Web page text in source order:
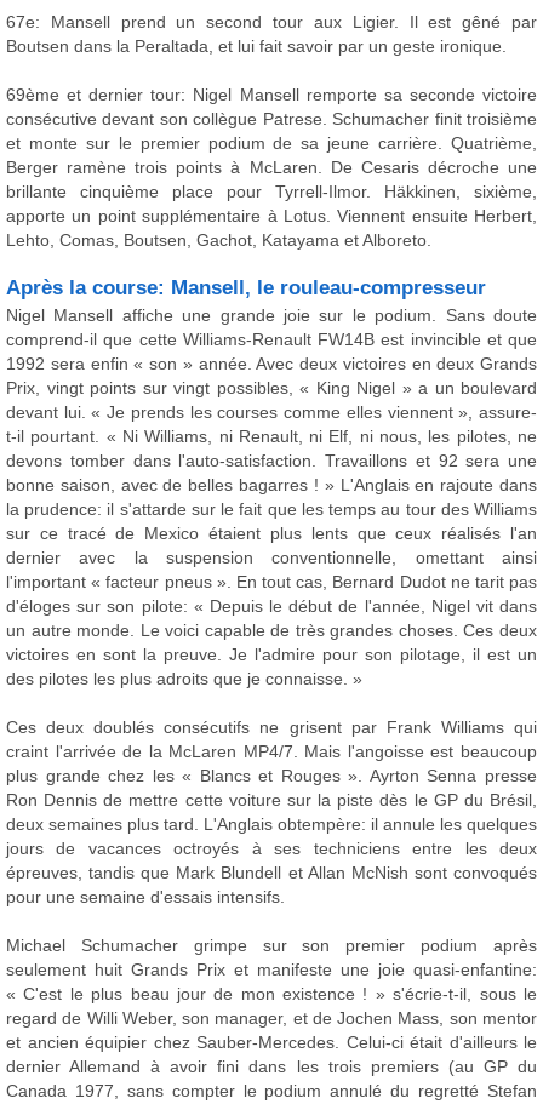
67e: Mansell prend un second tour aux Ligier. Il est gêné par
Boutsen dans la Peraltada, et lui fait savoir par un geste ironique.
69ème et dernier tour: Nigel Mansell remporte sa seconde victoire
consécutive devant son collègue Patrese. Schumacher finit troisième
et monte sur le premier podium de sa jeune carrière. Quatrième,
Berger ramène trois points à McLaren. De Cesaris décroche une
brillante cinquième place pour Tyrrell-Ilmor. Häkkinen, sixième,
apporte un point supplémentaire à Lotus. Viennent ensuite Herbert,
Lehto, Comas, Boutsen, Gachot, Katayama et Alboreto.
Après la course: Mansell, le rouleau-compresseur
Nigel Mansell affiche une grande joie sur le podium. Sans doute
comprend-il que cette Williams-Renault FW14B est invincible et que
1992 sera enfin « son » année. Avec deux victoires en deux Grands
Prix, vingt points sur vingt possibles, « King Nigel » a un boulevard
devant lui. « Je prends les courses comme elles viennent », assure-
t-il pourtant. « Ni Williams, ni Renault, ni Elf, ni nous, les pilotes, ne
devons tomber dans l'auto-satisfaction. Travaillons et 92 sera une
bonne saison, avec de belles bagarres ! » L'Anglais en rajoute dans
la prudence: il s'attarde sur le fait que les temps au tour des Williams
sur ce tracé de Mexico étaient plus lents que ceux réalisés l'an
dernier avec la suspension conventionnelle, omettant ainsi
l'important « facteur pneus ». En tout cas, Bernard Dudot ne tarit pas
d'éloges sur son pilote: « Depuis le début de l'année, Nigel vit dans
un autre monde. Le voici capable de très grandes choses. Ces deux
victoires en sont la preuve. Je l'admire pour son pilotage, il est un
des pilotes les plus adroits que je connaisse. »
Ces deux doublés consécutifs ne grisent par Frank Williams qui
craint l'arrivée de la McLaren MP4/7. Mais l'angoisse est beaucoup
plus grande chez les « Blancs et Rouges ». Ayrton Senna presse
Ron Dennis de mettre cette voiture sur la piste dès le GP du Brésil,
deux semaines plus tard. L'Anglais obtempère: il annule les quelques
jours de vacances octroyés à ses techniciens entre les deux
épreuves, tandis que Mark Blundell et Allan McNish sont convoqués
pour une semaine d'essais intensifs.
Michael Schumacher grimpe sur son premier podium après
seulement huit Grands Prix et manifeste une joie quasi-enfantine:
« C'est le plus beau jour de mon existence ! » s'écrie-t-il, sous le
regard de Willi Weber, son manager, et de Jochen Mass, son mentor
et ancien équipier chez Sauber-Mercedes. Celui-ci était d'ailleurs le
dernier Allemand à avoir fini dans les trois premiers (au GP du
Canada 1977, sans compter le podium annulé du regretté Stefan